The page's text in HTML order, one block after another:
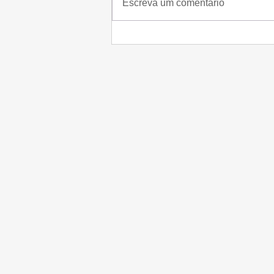
Escreva um comentário